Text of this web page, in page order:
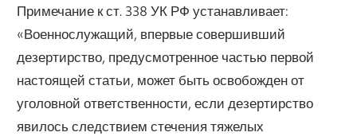
Примечание к ст. 338 УК РФ устанавливает:
«Военнослужащий, впервые совершивший
дезертирство, предусмотренное частью первой
настоящей статьи, может быть освобожден от
уголовной ответственности, если дезертирство
явилось следствием стечения тяжелых